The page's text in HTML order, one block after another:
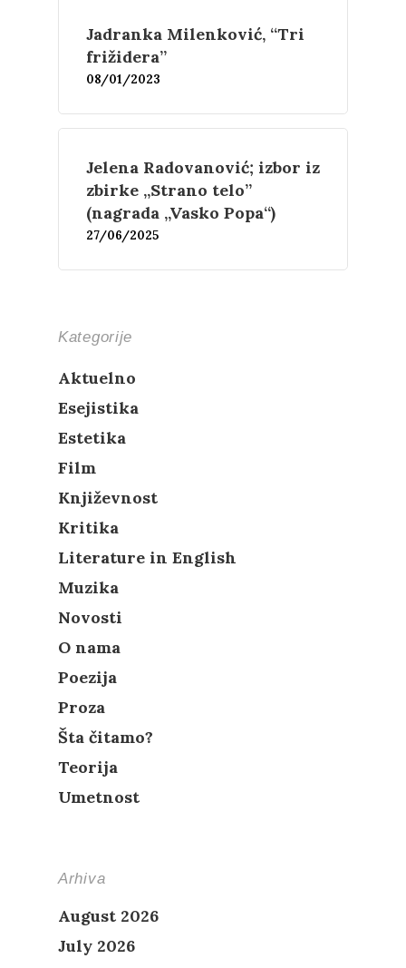
Jadranka Milenković, “Tri
frižidera”
08/01/2023
Jelena Radovanović; izbor iz
zbirke „Strano telo”
(nagrada „Vasko Popa“)
27/06/2025
Kategorije
Aktuelno
Esejistika
Estetika
Film
Književnost
Kritika
Literature in English
Muzika
Novosti
O nama
Poezija
Proza
Šta čitamo?
Teorija
Umetnost
Arhiva
August 2026
July 2026
Esejistika
Estetika
Muzika
Šta čitamo?
O nama
Skup “Estetika
Kontakt